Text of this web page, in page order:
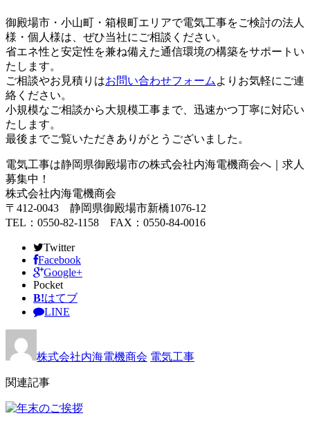
御殿場市・小山町・箱根町エリアで電気工事をご検討の法人
様・個人様は、ぜひ当社にご相談ください。
省エネ性と安定性を兼ね備えた通信環境の構築をサポートい
たします。
ご相談やお見積りはお問い合わせフォーム よりお気軽にご連
絡ください。
小規模なご相談から大規模工事まで、迅速かつ丁寧に対応い
たします。
最後までご覧いただきありがとうございました。
電気工事は静岡県御殿場市の株式会社内海電機商会へ｜求人
募集中！
株式会社内海電機商会
〒412-0043 静岡県御殿場市新橋1076-12
TEL：0550-82-1158 FAX：0550-84-0016
Twitter
Facebook
Google+
Pocket
B!はてブ
LINE
株式会社内海電機商会 電気工事
関連記事